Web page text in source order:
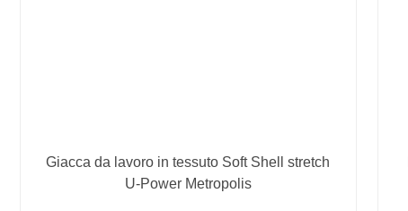
Giacca da lavoro in tessuto Soft Shell stretch
U-Power Metropolis